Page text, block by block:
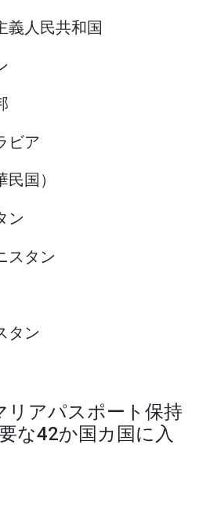
人民共和国
ビア
国）
ン
タン
タン
リアパスポート保持
な42か国カ国に入